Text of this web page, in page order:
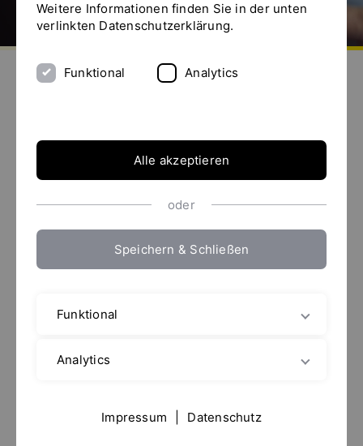
PRODUKTSELEKTOR
Mit zwei Klicks zur richtigen Maschine.
optimale Mischmaschine für Ihre Rohstoffe und
Anwendungen finden.
Wählen Sie Ihre zu verarbeitenden Rohstoffe
und/oder Ihre Anwendung aus. Auch
Weitere Informationen finden Sie in der unten
verlinkten Datenschutzerklärung.
Funktional Analytics
Alle akzeptieren
oder
Speichern & Schließen
Funktional
Analytics
Impressum Datenschutz